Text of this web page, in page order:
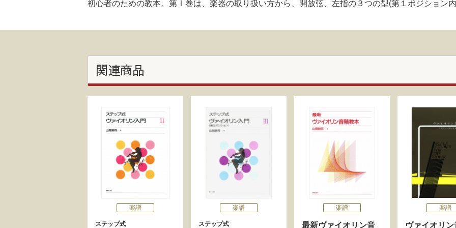
初心者のための教本。第Ⅰ巻は、楽器の取り扱い方から、開放弦、左指の３つの型(第１ポジション
関連商品
楽譜
ステップ式
楽譜
ステップ式
楽譜
最新ヴァイオリン音
楽譜
ヴァイオリ